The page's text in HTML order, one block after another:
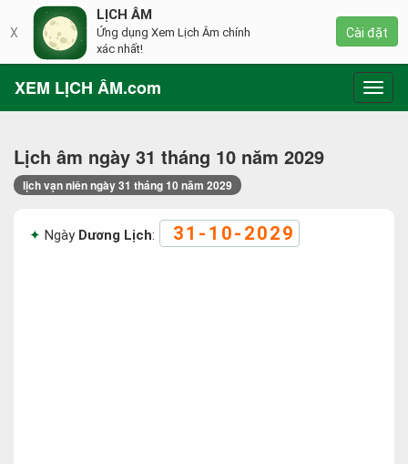
XEM LỊCH ÂM.com
Lịch âm ngày 31 tháng 10 năm 2029
lịch vạn niên ngày 31 tháng 10 năm 2029
Ngày Dương Lịch: 31-10-2029
X
LỊCH ÂM
Ứng dụng Xem Lịch Âm chính
xác nhất!
Cài đặt